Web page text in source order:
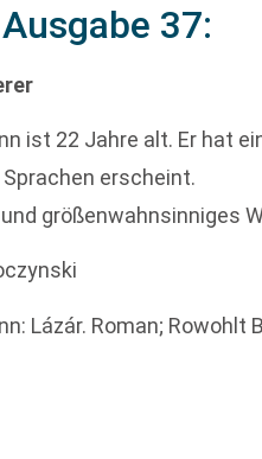
37:
ist 22 Jahre alt. Er hat
erscheint.
größenwahnsinniges
Lázár. Roman; Rowohlt